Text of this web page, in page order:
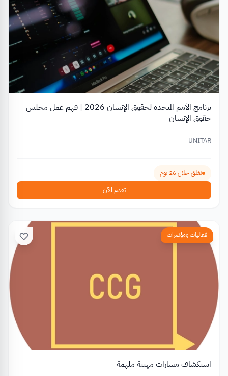
برنامج الأمم المتحدة لحقوق الإنسان 2026 | فهم عمل مجلس
حقوق الإنسان
UNITAR
تغلق خلال 26 يوم
تقدم الآن
فعاليات ومؤتمرات
استكشاف مسارات مهنية ملهمة